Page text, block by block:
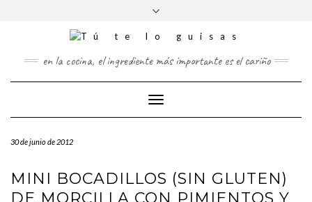
TWITTERPINTEREST
cabecera
en la cocina, el ingrediente más importante es el cariño
Cambiar
modo
30 de junio de 2012
MINI BOCADILLOS (SIN GLUTEN)
DE MORCILLA CON PIMIENTOS Y